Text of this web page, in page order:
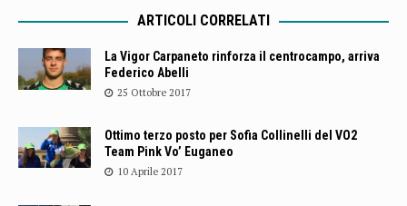
ARTICOLI CORRELATI
La Vigor Carpaneto rinforza il centrocampo, arriva
Federico Abelli
25 Ottobre 2017
Ottimo terzo posto per Sofia Collinelli del VO2
Team Pink Vo’ Euganeo
10 Aprile 2017